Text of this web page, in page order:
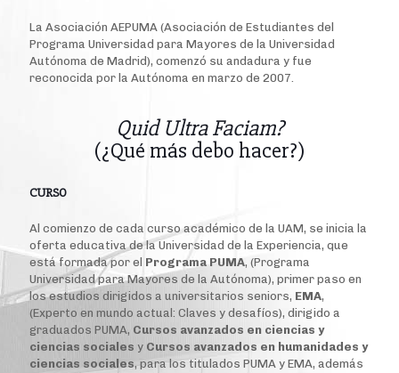
La Asociación AEPUMA (Asociación de Estudiantes del
Programa Universidad para Mayores de la Universidad
Autónoma de Madrid), comenzó su andadura y fue
reconocida por la Autónoma en marzo de 2007.
Quid Ultra Faciam?
(¿Qué más debo hacer?)
CURSO
Al comienzo de cada curso académico de la UAM, se inicia la
oferta educativa de la Universidad de la Experiencia, que
está formada por el Programa PUMA, (Programa
Universidad para Mayores de la Autónoma), primer paso en
los estudios dirigidos a universitarios seniors, EMA,
(Experto en mundo actual: Claves y desafíos), dirigido a
graduados PUMA, Cursos avanzados en ciencias y
ciencias sociales y Cursos avanzados en humanidades y
ciencias sociales, para los titulados PUMA y EMA, además